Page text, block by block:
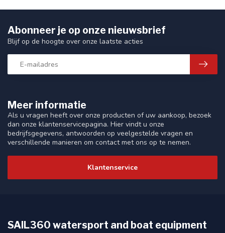
Meer informatie
Als u vragen heeft over onze producten of uw aankoop, bezoek
dan onze klantenservicepagina. Hier vindt u onze
bedrijfsgegevens, antwoorden op veelgestelde vragen en
verschillende manieren om contact met ons op te nemen.
Klantenservice
Abonneer je op onze nieuwsbrief
Blijf op de hoogte over onze laatste acties
SAIL360 watersport and boat equipment